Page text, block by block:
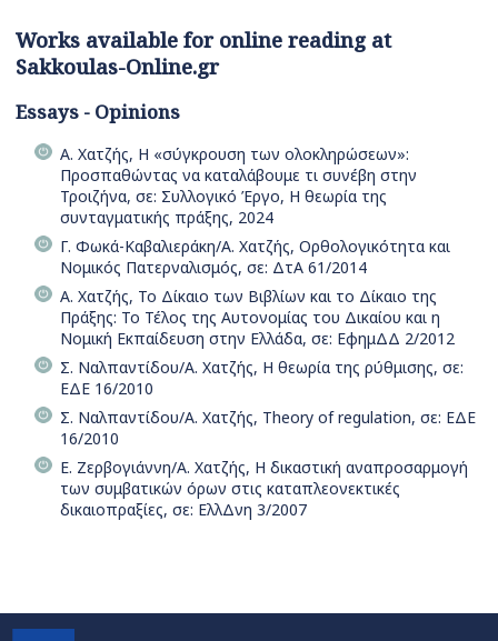
Works available for online reading at
Sakkoulas-Online.gr
Essays - Opinions
Α. Χατζής, Η «σύγκρουση των ολοκληρώσεων»:
Προσπαθώντας να καταλάβουμε τι συνέβη στην
Τροιζήνα, σε: Συλλογικό Έργο, Η θεωρία της
συνταγματικής πράξης, 2024
Γ. Φωκά-Καβαλιεράκη/Α. Χατζής, Ορθολογικότητα και
Νομικός Πατερναλισμός, σε: ΔτΑ 61/2014
Α. Χατζής, Το Δίκαιο των Βιβλίων και το Δίκαιο της
Πράξης: Το Τέλος της Αυτονομίας του Δικαίου και η
Νομική Εκπαίδευση στην Ελλάδα, σε: ΕφημΔΔ 2/2012
Σ. Ναλπαντίδου/Α. Χατζής, Η θεωρία της ρύθμισης, σε:
ΕΔΕ 16/2010
Σ. Ναλπαντίδου/Α. Χατζής, Theory of regulation, σε: ΕΔΕ
16/2010
Ε. Ζερβογιάννη/Α. Χατζής, H δικαστική αναπροσαρμογή
των συμβατικών όρων στις καταπλεονεκτικές
δικαιοπραξίες, σε: ΕλλΔνη 3/2007